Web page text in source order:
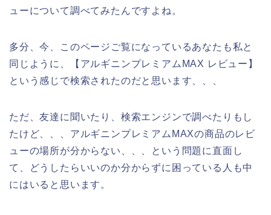
ューについて調べてみたんですよね。
多分、今、このページご覧になっているあなたも私と
同じように、【アルギニンプレミアムMAX レビュー】
という感じで検索されたのだと思います、、、
ただ、友達に聞いたり、検索エンジンで調べたりもし
たけど、、、アルギニンプレミアムMAXの商品のレビ
ューの場所が分からない、、、という問題に直面し
て、どうしたらいいのか分からずに困っている人も中
にはいると思います。